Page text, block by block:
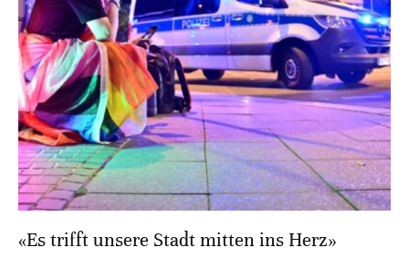
«Es trifft unsere Stadt mitten ins Herz»